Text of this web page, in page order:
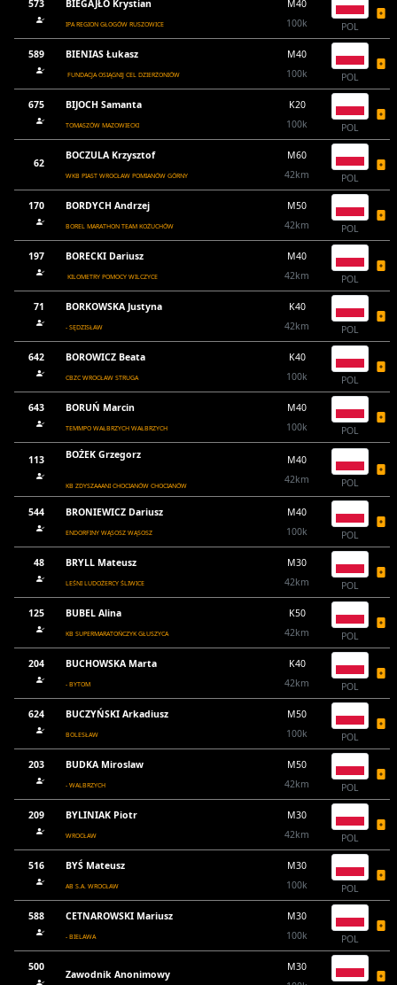
573 BIEGAJŁO Krystian
IPA REGION GŁOGÓW RUSZOWICE
M40
100k
POL
589 BIENIAS Łukasz
FUNDACJA OSIĄGNIJ CEL DZIERŻONIÓW
M40
100k
POL
675 BIJOCH Samanta
TOMASZÓW MAZOWIECKI
K20
100k
POL
62
BOCZULA Krzysztof
WKB PIAST WROCŁAW POMIANÓW GÓRNY
M60
42km
POL
170 BORDYCH Andrzej
BOREL MARATHON TEAM KOŻUCHÓW
M50
42km
POL
197 BORECKI Dariusz
KILOMETRY POMOCY WILCZYCE
M40
42km
POL
71 BORKOWSKA Justyna
- SĘDZISŁAW
K40
42km
POL
642 BOROWICZ Beata
CBZC WROCŁAW STRUGA
K40
100k
POL
643 BORUŃ Marcin
TEMMPO WAŁBRZYCH WAŁBRZYCH
M40
100k
POL
113 BOŻEK Grzegorz
KB ZDYSZAAANI CHOCIANÓW CHOCIANÓW
M40
42km
POL
544 BRONIEWICZ Dariusz
ENDORFINY WĄSOSZ WĄSOSZ
M40
100k
POL
48 BRYLL Mateusz
LEŚNI LUDOŻERCY ŚLIWICE
M30
42km
POL
125 BUBEL Alina
KB SUPERMARATOŃCZYK GŁUSZYCA
K50
42km
POL
204 BUCHOWSKA Marta
- BYTOM
K40
42km
POL
624 BUCZYŃSKI Arkadiusz
BOLESŁAW
M50
100k
POL
203 BUDKA Miroslaw
- WALBRZYCH
M50
42km
POL
209 BYLINIAK Piotr
WROCŁAW
M30
42km
POL
516 BYŚ Mateusz
AB S.A. WROCŁAW
M30
100k
POL
588 CETNAROWSKI Mariusz
- BIELAWA
M30
100k
POL
500
Zawodnik Anonimowy
M30